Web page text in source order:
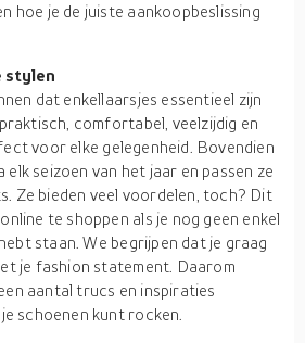
hoe je de juiste aankoopbeslissing
stylen
dat enkellaarsjes essentieel zijn
comfortabel, veelzijdig en
voor elke gelegenheid. Bovendien
elk seizoen van het jaar en passen ze
Ze bieden veel voordelen, toch? Dit
te shoppen als je nog geen enkel
staan. We begrijpen dat je graag
je fashion statement. Daarom
aantal trucs en inspiraties
schoenen kunt rocken.